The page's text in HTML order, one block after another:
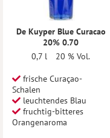
De Kuyper Blue Curacao
20% 0.70
0,7 l
20 % Vol.
frische Curaçao-
Schalen
leuchtendes Blau
fruchtig-bitteres
Orangenaroma